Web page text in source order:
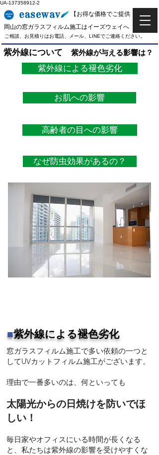
UA-137358912-2
​岡山の窓ガラスフィルム施工はイーズウェイへ
​ご相談、お見積りはお電話、メール、LINEでご連絡ください。
​【お得な価格でご提供！】
紫外線について 紫外線が与える影響は？
紫外線による褪色劣化
お肌への影響
高齢者の目への影響
なぜ防虫効果があるの？
■紫外線による褪色劣化
窓ガラスフィルム施工で多い依頼の一つと
してUVカットフィルム施工がございます。
理由で一番多いのは、何といっても
太陽光からの日焼けを防いでほ
しい！
毎日家やオフィスにいる時間が長くなる
と、私たちは紫外線の影響を受けやすくな